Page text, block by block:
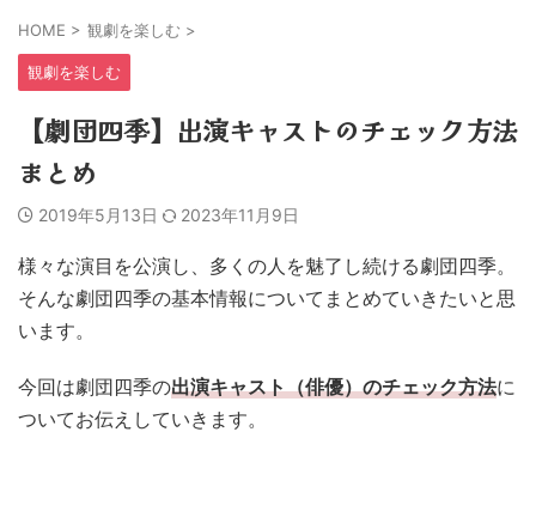
HOME > 観劇を楽しむ >
観劇を楽しむ
【劇団四季】出演キャストのチェック方法
まとめ
2019年5月13日 2023年11月9日
様々な演目を公演し、多くの人を魅了し続ける劇団四季。
そんな劇団四季の基本情報についてまとめていきたいと思
います。
今回は劇団四季の出演キャスト（俳優）のチェック方法に
ついてお伝えしていきます。